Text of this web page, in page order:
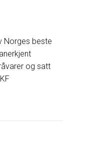
Norges beste
og satt